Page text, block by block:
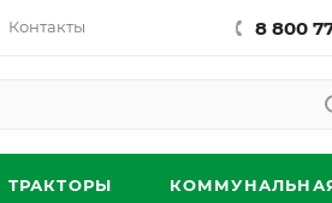
Контакты 8 800
ТРАКТОРЫ